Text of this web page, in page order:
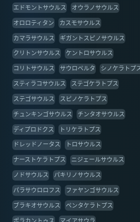
エドモントサウルス
オウラノサウルス
オロロティタン
カスモサウルス
カマラサウルス
ギガントスピノサウルス
クリトンサウルス
ケントロサウルス
コリトサウルス
サウロペルタ
シノケラトプ
スティラコサウルス
ステゴケラトプス
ステゴサウルス
スピノケラトプス
チュンキンゴサウルス
チンタオサウルス
ディプロドクス
トリケラトプス
ドレッドノータス
トロサウルス
ナーストケラトプス
ニジェールサウルス
ノドサウルス
パキリノサウルス
パラサウロロフス
ファヤンゴサウルス
ブラキオサウルス
ペンタケラトプス